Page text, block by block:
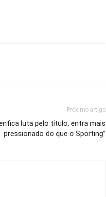
Próximo artigo
luta pelo título, entra mais
pressionado do que o Sporting”